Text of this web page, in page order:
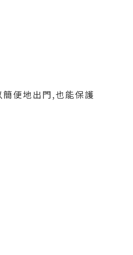
便地出門,也能保護